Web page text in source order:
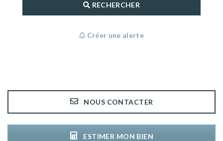
RECHERCHER
Créer une alerte
NOUS CONTACTER
ESTIMER MON BIEN